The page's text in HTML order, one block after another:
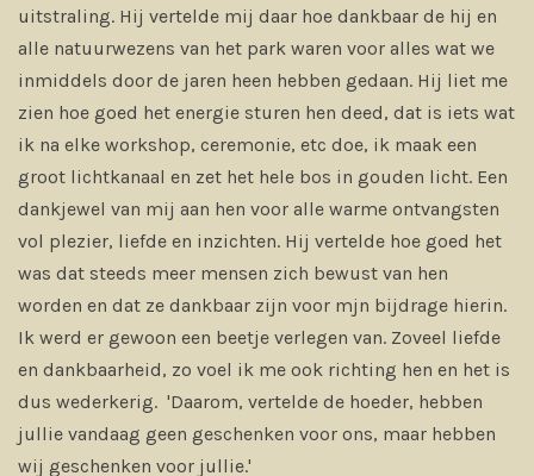
uitstraling. Hij vertelde mij daar hoe dankbaar de hij en
alle natuurwezens van het park waren voor alles wat we
inmiddels door de jaren heen hebben gedaan. Hij liet me
zien hoe goed het energie sturen hen deed, dat is iets wat
ik na elke workshop, ceremonie, etc doe, ik maak een
groot lichtkanaal en zet het hele bos in gouden licht. Een
dankjewel van mij aan hen voor alle warme ontvangsten
vol plezier, liefde en inzichten. Hij vertelde hoe goed het
was dat steeds meer mensen zich bewust van hen
worden en dat ze dankbaar zijn voor mjn bijdrage hierin.
Ik werd er gewoon een beetje verlegen van. Zoveel liefde
en dankbaarheid, zo voel ik me ook richting hen en het is
dus wederkerig. 'Daarom, vertelde de hoeder, hebben
jullie vandaag geen geschenken voor ons, maar hebben
wij geschenken voor jullie.'